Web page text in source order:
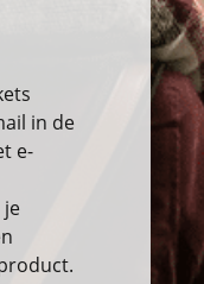
in de
e-
je